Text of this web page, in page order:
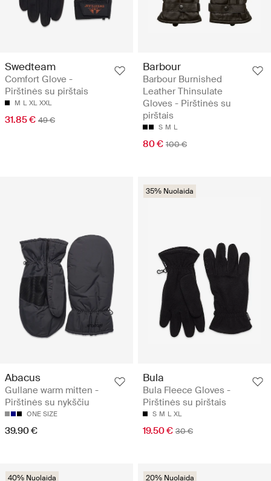
Swedteam
Comfort Glove -
Pirštinės su pirštais
M L XL XXL
31.85 € 49 €
Barbour
Barbour Burnished
Leather Thinsulate
Gloves - Pirštinės su
pirštais
S M L
80 € 100 €
Abacus
Gullane warm mitten -
Pirštinės su nykščiu
ONE SIZE
39.90 €
35% Nuolaida
Bula
Bula Fleece Gloves -
Pirštinės su pirštais
S M L XL
19.50 € 30 €
40% Nuolaida 20% Nuolaida